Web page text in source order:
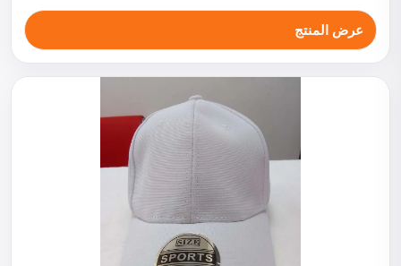
عرض المنتج